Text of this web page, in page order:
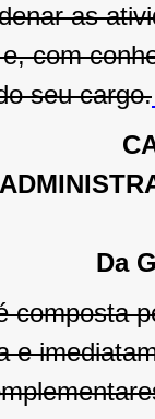
as
com
seu cargo.
Da
composta
e